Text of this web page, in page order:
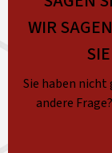
WIR
Sie haben nicht
andere